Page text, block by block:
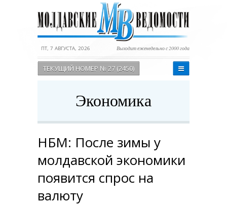
ПТ, 7 АВГУСТА, 2026 Выходит еженедельно с 2000 года
ТЕКУЩИЙ НОМЕР № 27 (2450)
Экономика
НБМ: После зимы у
молдавской экономики
появится спрос на
валюту